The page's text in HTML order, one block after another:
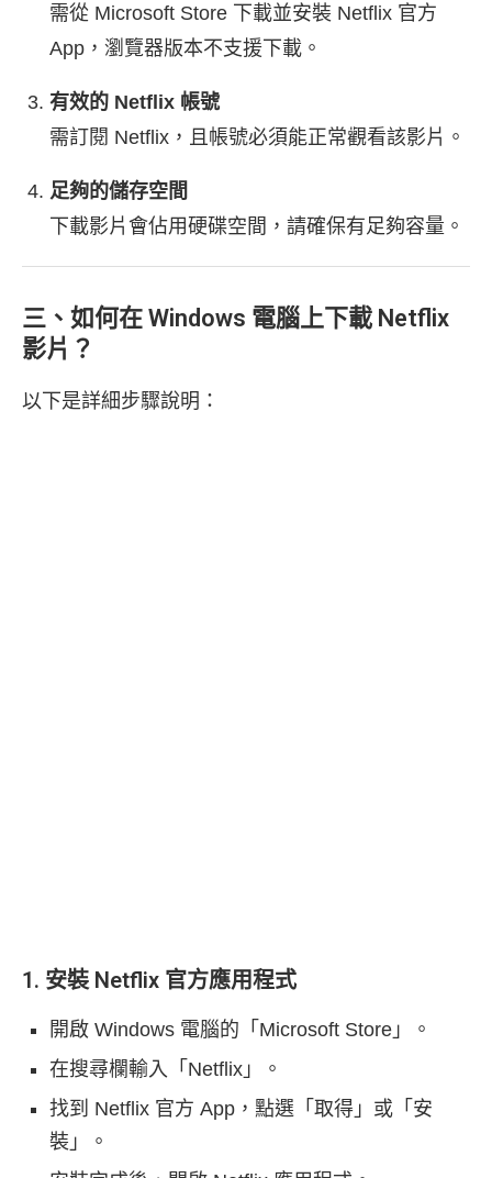
需從 Microsoft Store 下載並安裝 Netflix 官方
App，瀏覽器版本不支援下載。
有效的 Netflix 帳號
需訂閱 Netflix，且帳號必須能正常觀看該影片。
足夠的儲存空間
下載影片會佔用硬碟空間，請確保有足夠容量。
三、如何在 Windows 電腦上下載 Netflix
影片？
以下是詳細步驟說明：
1. 安裝 Netflix 官方應用程式
開啟 Windows 電腦的「Microsoft Store」。
在搜尋欄輸入「Netflix」。
找到 Netflix 官方 App，點選「取得」或「安
裝」。